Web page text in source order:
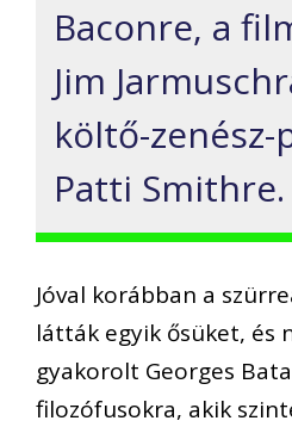
Baconre, a
Jim
költő-
Patti Smithre.
Jóval korábban a
látták egyik ősüket, és
gyakorolt Georges
filozófusokra, akik